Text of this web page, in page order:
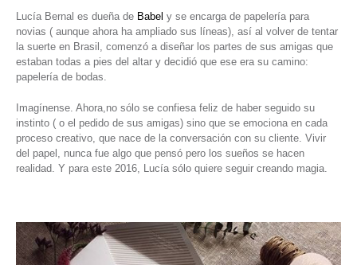
Lucía Bernal es dueña de Babel y se encarga de papelería para
novias ( aunque ahora ha ampliado sus líneas), así al volver de tentar
la suerte en Brasil, comenzó a diseñar los partes de sus amigas que
estaban todas a pies del altar y decidió que ese era su camino:
papelería de bodas.
Imagínense. Ahora,no sólo se confiesa feliz de haber seguido su
instinto ( o el pedido de sus amigas) sino que se emociona en cada
proceso creativo, que nace de la conversación con su cliente. Vivir
del papel, nunca fue algo que pensó pero los sueños se hacen
realidad. Y para este 2016, Lucía sólo quiere seguir creando magia.